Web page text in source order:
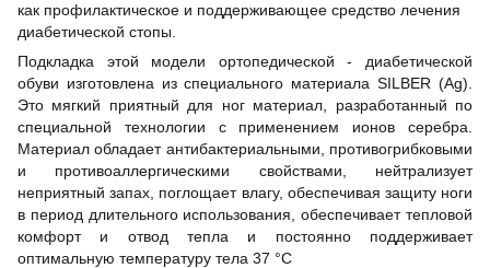
как профилактическое и поддерживающее средство лечения
диабетической стопы.
Подкладка этой модели ортопедической - диабетической
обуви изготовлена из специального материала SILBER (Ag).
Это мягкий приятный для ног материал, разработанный по
специальной технологии с применением ионов серебра.
Материал обладает антибактериальными, противогрибковыми
и противоаллергическими свойствами, нейтрализует
неприятный запах, поглощает влагу, обеспечивая защиту ноги
в период длительного использования, обеспечивает тепловой
комфорт и отвод тепла и постоянно поддерживает
оптимальную температуру тела 37 °С